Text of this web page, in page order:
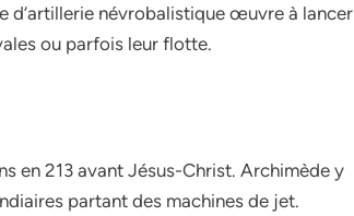
d’artillerie névrobalistique œuvre à lancer
ou parfois leur flotte.
en 213 avant Jésus-Christ. Archimède y
partant des machines de jet.